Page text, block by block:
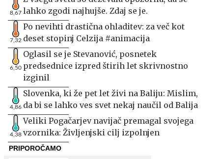
8,67 lahko zgodi najhujše. Zdaj se je.
7,32
Po nevihti drastična ohladitev: za več kot
deset stopinj Celzija #animacija
6,50
Oglasil se je Stevanović, posnetek
predsednice izpred štirih let skrivnostno
izginil
4,86
Slovenka, ki že pet let živi na Baliju: Mislim,
da bi se lahko ves svet nekaj naučil od Balija
4,38
Veliki Pogačarjev navijač premagal svojega
vzornika: Življenjski cilj izpolnjen